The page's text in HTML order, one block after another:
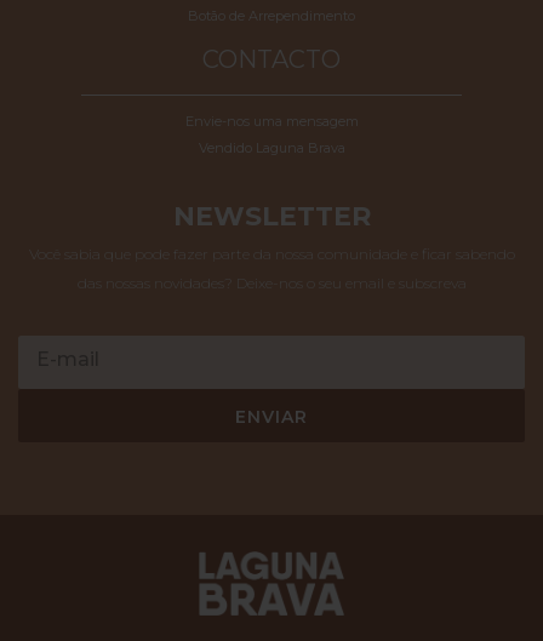
Botão de Arrependimento
CONTACTO
Envie-nos uma mensagem
Vendido Laguna Brava
NEWSLETTER
Você sabia que pode fazer parte da nossa comunidade e ficar sabendo
das nossas novidades? Deixe-nos o seu email e subscreva